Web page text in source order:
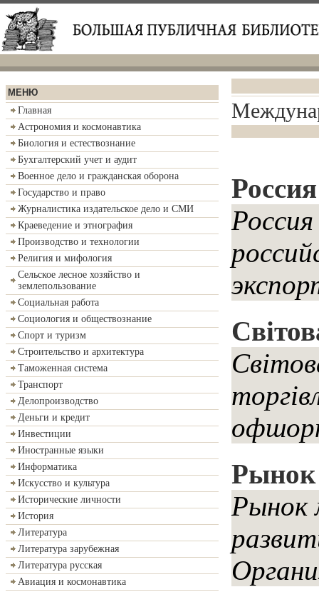
МЕНЮ
Главная
Астрономия и космонавтика
Биология и естествознание
Бухгалтерский учет и аудит
Военное дело и гражданская оборона
Государство и право
Журналистика издательское дело и СМИ
Краеведение и этнография
Производство и технологии
Религия и мифология
Сельское лесное хозяйство и
землепользование
Социальная работа
Социология и обществознание
Спорт и туризм
Строительство и архитектура
Таможенная система
Транспорт
Делопроизводство
Деньги и кредит
Инвестиции
Иностранные языки
Информатика
Искусство и культура
Исторические личности
История
Литература
Литература зарубежная
Литература русская
Авиация и космонавтика
Рынок
Рынок